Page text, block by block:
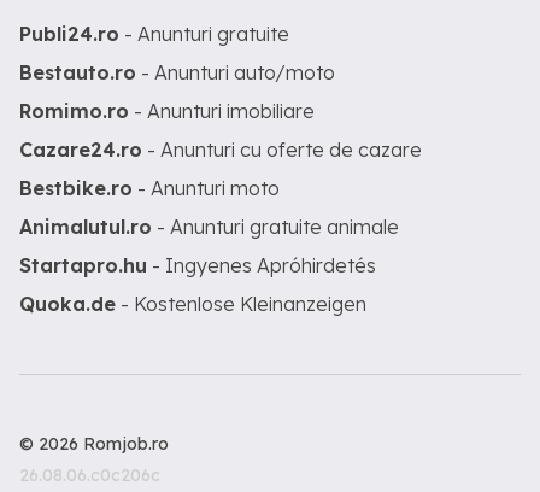
Publi24.ro - Anunturi gratuite
Bestauto.ro - Anunturi auto/moto
Romimo.ro - Anunturi imobiliare
Cazare24.ro - Anunturi cu oferte de cazare
Bestbike.ro - Anunturi moto
Animalutul.ro - Anunturi gratuite animale
Startapro.hu - Ingyenes Apróhirdetés
Quoka.de - Kostenlose Kleinanzeigen
© 2026 Romjob.ro
26.08.06.c0c206c